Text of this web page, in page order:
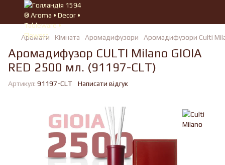
Аромати Кімната Аромадифузори Аромадифузори Culti
Аромадифузор CULTI Milano GIOIA
RED 2500 мл. (91197-CLT)
Артикул: 91197-CLT Написати відгук